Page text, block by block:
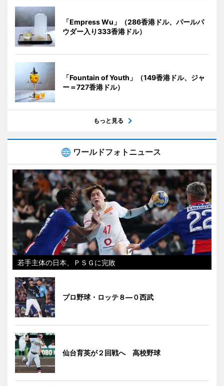
「Empress Wu」（286香港ドル、パールパ
ウダー入り333香港ドル）
「Fountain of Youth」（149香港ドル、ジャ
ー＝727香港ドル）
もっと見る
ワールドフォトニュース
若手主体の日本、ＰＳＧに完敗
プロ野球・ロッテ８―０西武
仙台育英が２回戦へ 高校野球